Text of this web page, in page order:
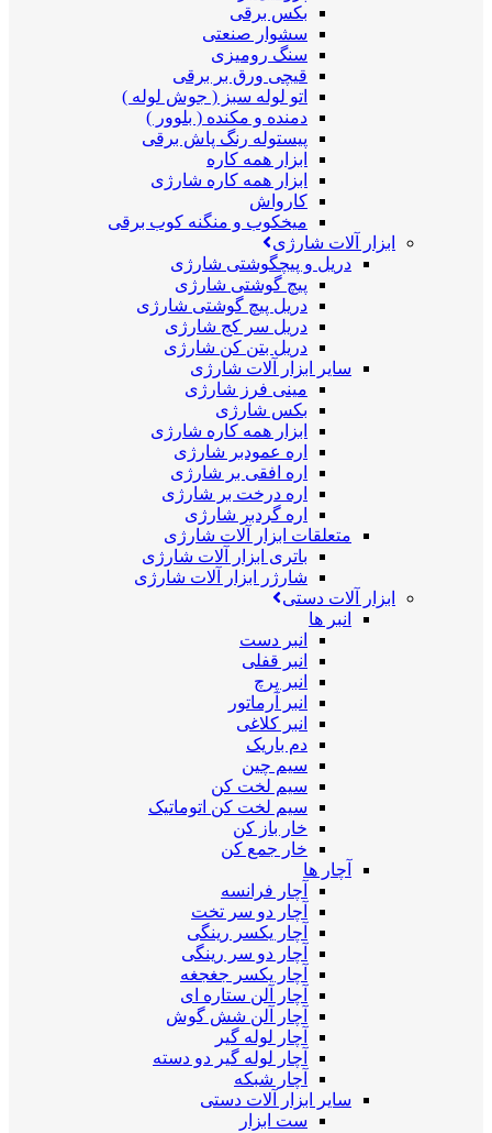
بکس برقی
سشوار صنعتی
سنگ رومیزی
قیچی ورق بر برقی
اتو لوله سبز ( جوش لوله )
دمنده و مکنده ( بلوور )
پیستوله رنگ پاش برقی
ابزار همه کاره
ابزار همه کاره شارژی
کارواش
میخکوب و منگنه کوب برقی
ابزار آلات شارژی
دریل و پیچگوشتی شارژی
پیچ گوشتی شارژی
دریل پیچ گوشتی شارژی
دریل سر کج شارژی
دریل بتن کن شارژی
سایر ابزار آلات شارژی
مینی فرز شارژی
بکس شارژی
ابزار همه کاره شارژی
اره عمودبر شارژی
اره افقی بر شارژی
اره درخت بر شارژی
اره گردبر شارژی
متعلقات ابزار آلات شارژی
باتری ابزار آلات شارژی
شارژر ابزار آلات شارژی
ابزار آلات دستی
انبر ها
انبر دست
انبر قفلی
انبر پرچ
انبر آرماتور
انبر کلاغی
دم باریک
سیم چین
سیم لخت کن
سیم لخت کن اتوماتیک
خار باز کن
خار جمع کن
آچار ها
آچار فرانسه
آچار دو سر تخت
آچار یکسر رینگی
آچار دو سر رینگی
آچار یکسر جغجغه
آچار آلن ستاره ای
آچار آلن شش گوش
آچار لوله گیر
آچار لوله گیر دو دسته
آچار شبکه
سایر ابزار آلات دستی
ست ابزار